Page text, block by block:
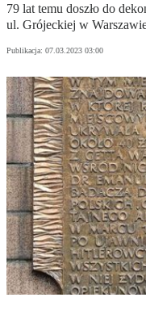
79 lat temu doszło do
ul. Grójeckiej w
Publikacja: 07.03.2023 03:00